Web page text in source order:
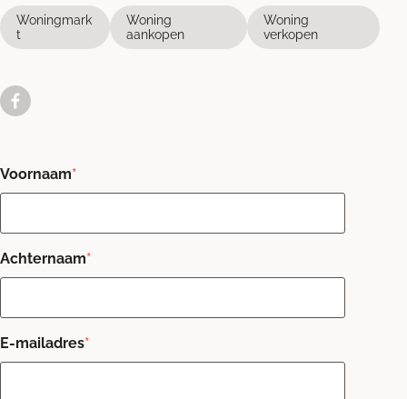
Woningmark
t
Woning
aankopen
Woning
verkopen
Voornaam*
Achternaam*
E-mailadres*